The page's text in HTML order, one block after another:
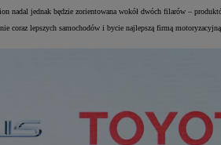
jednak będzie zorientowana wokół dwóch filarów –
coraz lepszych samochodów i bycie najlepszą firmą